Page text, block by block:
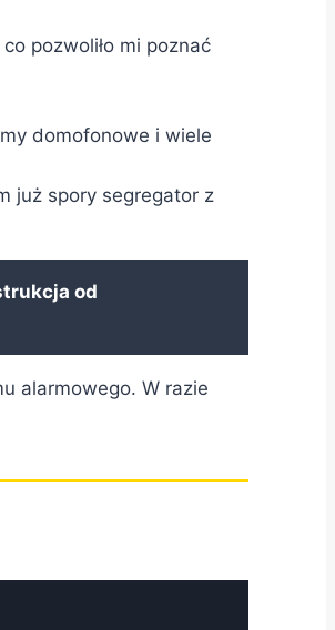
pozwoliło mi poznać
domofonowe i wiele
już spory segregator z
od
alarmowego. W razie